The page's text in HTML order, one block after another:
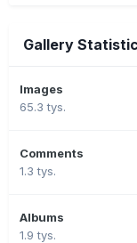
Gallery
Images
65.3 tys.
Comments
1.3 tys.
Albums
1.9 tys.